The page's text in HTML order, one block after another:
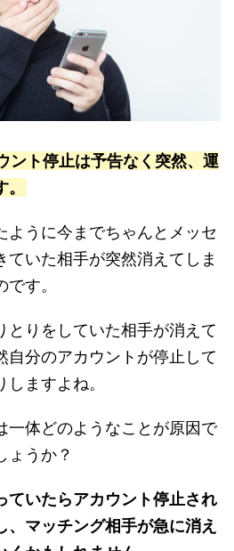
ント停止は予告なく突然、運
ように今までちゃんとメッセ
ていた相手が突然消えてしま
す。
とりをしていた相手が消えて
自分のアカウントが停止して
ますよね。
一体どのようなことが原因で
ょうか？
ていたらアカウント停止され
、マッチング相手が急に消え